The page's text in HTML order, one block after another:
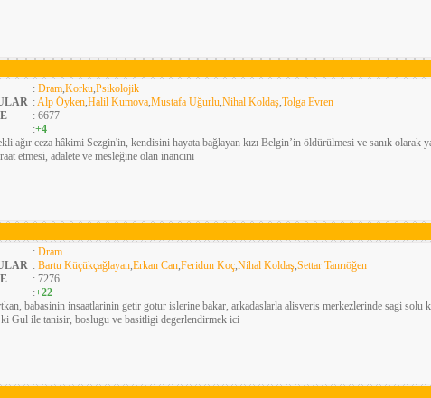
: Dram,Korku,Psikolojik
:Alp Öyken,Halil Kumova,Mustafa Uğurlu,Nihal Koldaş,Tolga Evren
: 6677
:+4
ağır ceza hâkimi Sezgin'in, kendisini hayata bağlayan kızı Belgin’in öldürülmesi ve sanık olarak
etmesi, adalete ve mesleğine olan inancını
: Dram
: Bartu Küçükçağlayan,Erkan Can,Feridun Koç,Nihal Koldaş,Settar Tanrıöğen
: 7276
:+22
babasinin insaatlarinin getir gotur islerine bakar, arkadaslarla alisveris merkezlerinde sagi solu
ki Gul ile tanisir, boslugu ve basitligi degerlendirmek ici